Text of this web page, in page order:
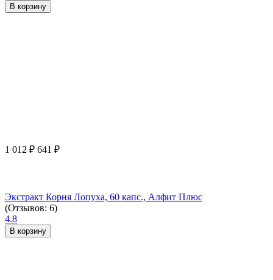
В корзину
1 012 ₽ 641 ₽
Экстракт Корня Лопуха, 60 капс., Алфит Плюс
(Отзывов: 6)
4.8
В корзину